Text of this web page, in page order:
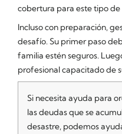
cobertura para este tipo de
Incluso con preparación,
desafío. Su primer paso
familia estén seguros.
profesional capacitado de
Si necesita ayuda para
las deudas que se
desastre, podemos